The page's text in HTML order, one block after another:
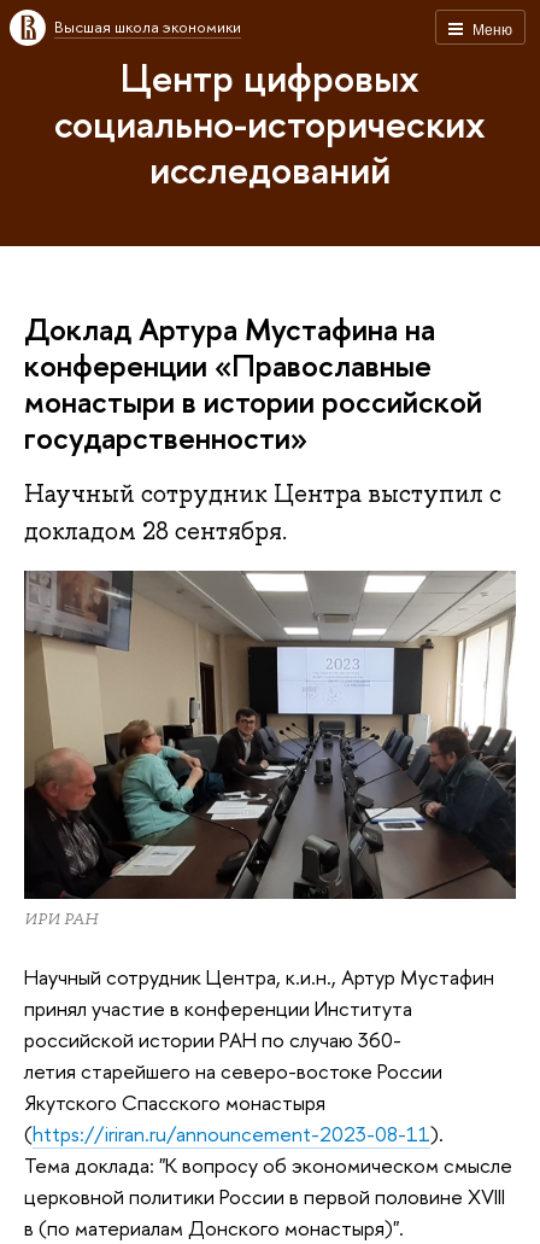
Меню
Высшая школа экономики
Центр цифровых
социально-исторических
исследований
Доклад Артура Мустафина на
конференции «Православные
монастыри в истории российской
государственности»
Научный сотрудник Центра выступил с
докладом 28 сентября.
ИРИ РАН
Научный сотрудник Центра, к.и.н., Артур Мустафин
принял участие в конференции Института
российской истории РАН по случаю 360-
летия старейшего на северо-востоке России
Якутского Спасского монастыря
(https://iriran.ru/announcement-2023-08-11).
Тема доклада: "К вопросу об экономическом смысле
церковной политики России в первой половине XVIII
в (по материалам Донского монастыря)".